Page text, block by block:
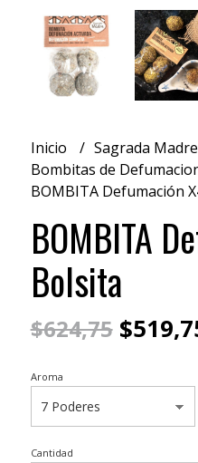
Inicio
Sagrada Madre
Bombitas de
BOMBITA Defumación
BOMBITA
Bolsita
$624,75
Aroma
Cantidad